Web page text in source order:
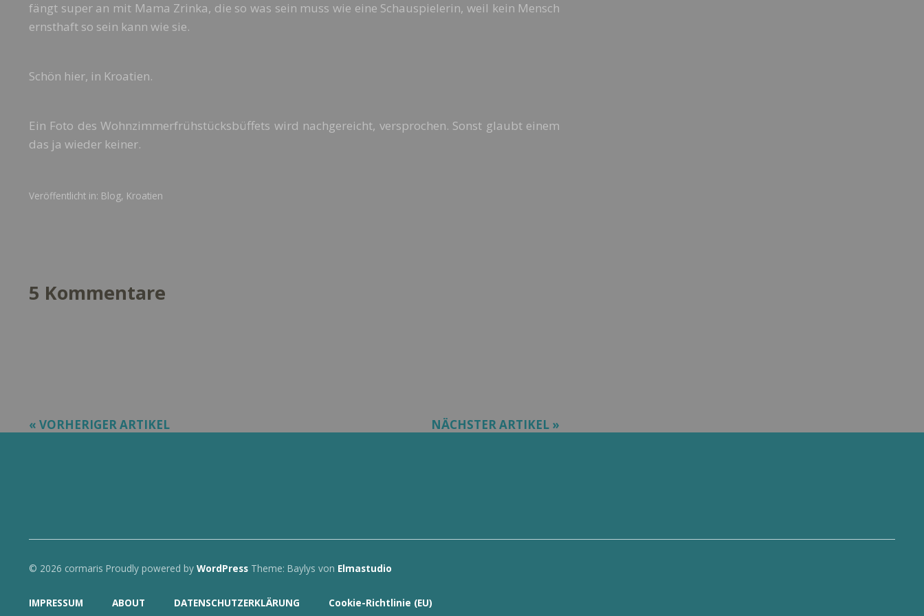
fängt super an mit Mama Zrinka, die so was sein muss wie eine Schauspielerin, weil kein Mensch
ernsthaft so sein kann wie sie.
Schön hier, in Kroatien.
Ein Foto des Wohnzimmerfrühstücksbüffets wird nachgereicht, versprochen. Sonst glaubt einem
das ja wieder keiner.
Veröffentlicht in: Blog, Kroatien
5 Kommentare
NÄCHSTER ARTIKEL »
« VORHERIGER ARTIKEL
© 2026 cormaris Proudly powered by WordPress Theme: Baylys von Elmastudio
IMPRESSUM ABOUT DATENSCHUTZERKLÄRUNG Cookie-Richtlinie (EU)